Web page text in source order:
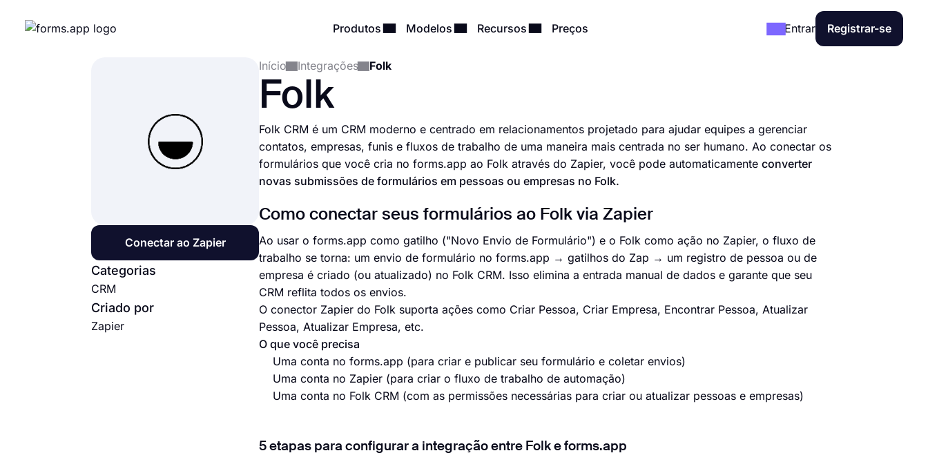
Produtos Modelos Recursos Preços Entrar Registrar-se
Conectar ao Zapier
Categorias
CRM
Criado por
Zapier
Início Integrações Folk
Folk
Folk CRM é um CRM moderno e centrado em relacionamentos projetado para ajudar equipes a gerenciar
contatos, empresas, funis e fluxos de trabalho de uma maneira mais centrada no ser humano. Ao conectar os
formulários que você cria no forms.app ao Folk através do Zapier, você pode automaticamente converter
novas submissões de formulários em pessoas ou empresas no Folk.
Como conectar seus formulários ao Folk via Zapier
Ao usar o forms.app como gatilho ("Novo Envio de Formulário") e o Folk como ação no Zapier, o fluxo de
trabalho se torna: um envio de formulário no forms.app → gatilhos do Zap → um registro de pessoa ou de
empresa é criado (ou atualizado) no Folk CRM. Isso elimina a entrada manual de dados e garante que seu
CRM reflita todos os envios.
O conector Zapier do Folk suporta ações como Criar Pessoa, Criar Empresa, Encontrar Pessoa, Atualizar
Pessoa, Atualizar Empresa, etc.
O que você precisa
Uma conta no forms.app (para criar e publicar seu formulário e coletar envios)
Uma conta no Zapier (para criar o fluxo de trabalho de automação)
Uma conta no Folk CRM (com as permissões necessárias para criar ou atualizar pessoas e empresas)
5 etapas para configurar a integração entre Folk e forms.app